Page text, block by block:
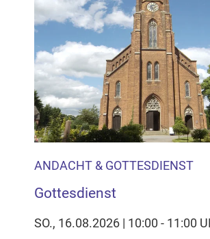
ANDACHT & GOTTESDIENST
Gottesdienst
SO., 16.08.2026 | 10:00 - 11:00